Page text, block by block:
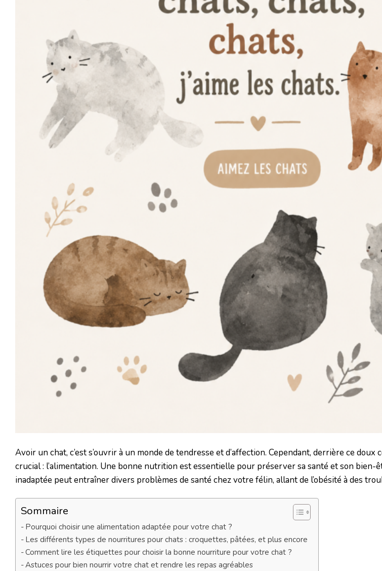
Avoir un chat, c’est s’ouvrir à un monde de tendresse et d’affection. Cependant, derrière ce doux
crucial : l’alimentation. Une bonne nutrition est essentielle pour préserver sa santé et son bien-
inadaptée peut entraîner divers problèmes de santé chez votre félin, allant de l’obésité à des
Sommaire
Pourquoi choisir une alimentation adaptée pour votre chat ?
Les différents types de nourritures pour chats : croquettes, pâtées, et plus encore
Comment lire les étiquettes pour choisir la bonne nourriture pour votre chat ?
Astuces pour bien nourrir votre chat et rendre les repas agréables